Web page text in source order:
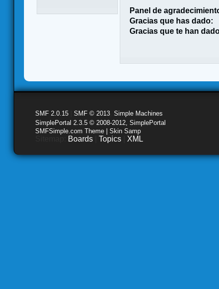
Panel de
Gracias que has dado:
Gracias que te han
SMF 2.0.15 SMF © 2013 Simple Machines
SimplePortal 2.3.5 © 2008-2012, SimplePortal
SMFSimple.com Theme | Skin Samp
Boards Topics XML